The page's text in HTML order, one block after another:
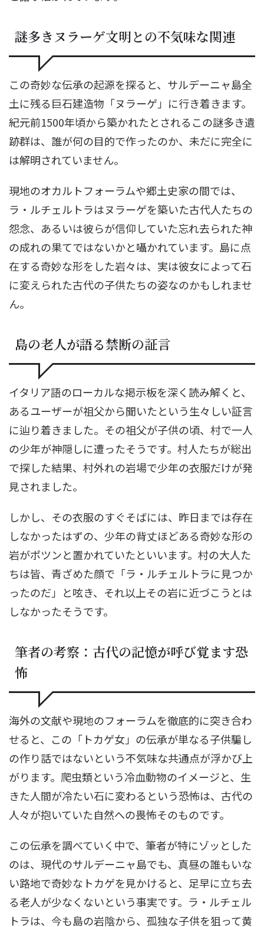
謎多きヌラーゲ文明との不気味な関連
この奇妙な伝承の起源を探ると、サルデーニャ島全
土に残る巨石建造物「ヌラーゲ」に行き着きます。
紀元前1500年頃から築かれたとされるこの謎多き遺
跡群は、誰が何の目的で作ったのか、未だに完全に
は解明されていません。
現地のオカルトフォーラムや郷土史家の間では、
ラ・ルチェルトラはヌラーゲを築いた古代人たちの
怨念、あるいは彼らが信仰していた忘れ去られた神
の成れの果てではないかと囁かれています。島に点
在する奇妙な形をした岩々は、実は彼女によって石
に変えられた古代の子供たちの姿なのかもしれませ
ん。
島の老人が語る禁断の証言
イタリア語のローカルな掲示板を深く読み解くと、
あるユーザーが祖父から聞いたという生々しい証言
に辿り着きました。その祖父が子供の頃、村で一人
の少年が神隠しに遭ったそうです。村人たちが総出
で探した結果、村外れの岩場で少年の衣服だけが発
見されました。
しかし、その衣服のすぐそばには、昨日までは存在
しなかったはずの、少年の背丈ほどある奇妙な形の
岩がポツンと置かれていたといいます。村の大人た
ちは皆、青ざめた顔で「ラ・ルチェルトラに見つか
ったのだ」と呟き、それ以上その岩に近づこうとは
しなかったそうです。
筆者の考察：古代の記憶が呼び覚ます恐
怖
海外の文献や現地のフォーラムを徹底的に突き合わ
せると、この「トカゲ女」の伝承が単なる子供騙し
の作り話ではないという不気味な共通点が浮かび上
がります。爬虫類という冷血動物のイメージと、生
きた人間が冷たい石に変わるという恐怖は、古代の
人々が抱いていた自然への畏怖そのものです。
この伝承を調べていく中で、筆者が特にゾッとした
のは、現代のサルデーニャ島でも、真昼の誰もいな
い路地で奇妙なトカゲを見かけると、足早に立ち去
る老人が少なくないという事実です。ラ・ルチェル
トラは、今も島の岩陰から、孤独な子供を狙って黄